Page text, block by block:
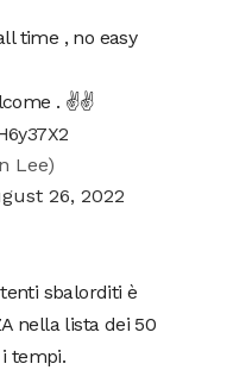
time , no easy
. ✌️✌️
Lee)
26, 2022
sbalorditi è
nella lista dei 50
tempi.